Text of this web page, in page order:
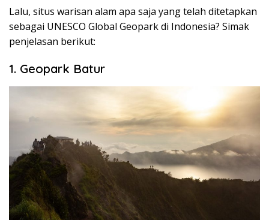
Lalu, situs warisan alam apa saja yang telah ditetapkan
sebagai UNESCO Global Geopark di Indonesia? Simak
penjelasan berikut:
1. Geopark Batur